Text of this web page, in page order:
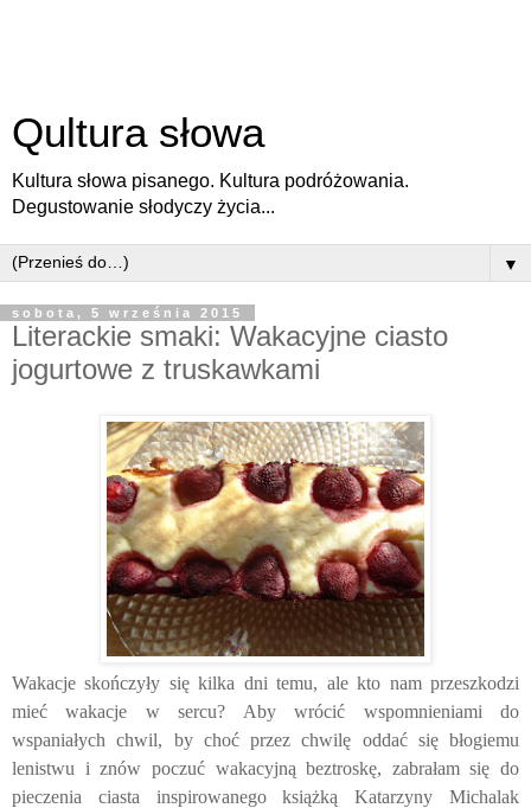
Qultura słowa
Kultura słowa pisanego. Kultura podróżowania.
Degustowanie słodyczy życia...
▼
sobota, 5 września 2015
Literackie smaki: Wakacyjne ciasto
jogurtowe z truskawkami
Wakacje skończyły się kilka dni temu, ale kto nam przeszkodzi
mieć wakacje w sercu? Aby wrócić wspomnieniami do
wspaniałych chwil, by choć przez chwilę oddać się błogiemu
lenistwu i znów poczuć wakacyjną beztroskę, zabrałam się do
pieczenia ciasta inspirowanego książką Katarzyny Michalak